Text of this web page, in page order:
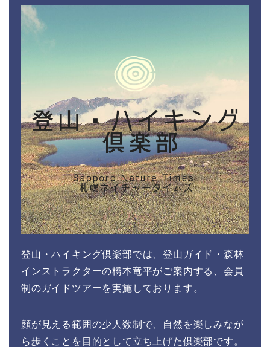
登山・ハイキング倶楽部では、登山ガイド・森林
インストラクターの橋本竜平がご案内する、会員
制のガイドツアーを実施しております。
顔が見える範囲の少人数制で、自然を楽しみなが
ら歩くことを目的として立ち上げた倶楽部です。